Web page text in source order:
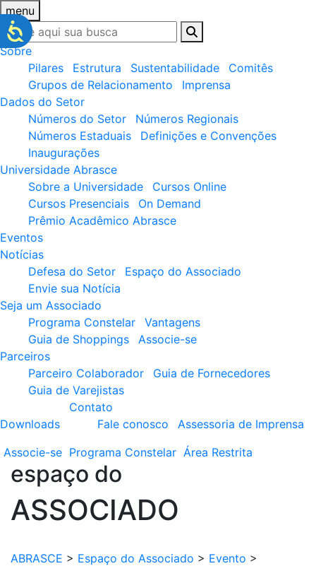
menu
Sobre
Pilares
Estrutura Sustentabilidade
Comitês
Grupos de Relacionamento
Imprensa
Dados do Setor
Números do Setor
Números Regionais
Números Estaduais
Definições e Convenções
Inaugurações
Universidade Abrasce
Sobre a Universidade
Cursos Online
Cursos Presenciais
On Demand
Prêmio Acadêmico Abrasce
Eventos
Notícias
Defesa do Setor
Espaço do Associado
Envie sua Notícia
Seja um Associado
Programa Constelar
Vantagens
Guia de Shoppings
Associe-se
Parceiros
Parceiro Colaborador
Guia de Fornecedores
Guia de Varejistas
Downloads
Contato
Fale conosco
Assessoria de Imprensa
Associe-se Programa Constelar Área Restrita
espaço do
ASSOCIADO
ABRASCE > Espaço do Associado > Evento >